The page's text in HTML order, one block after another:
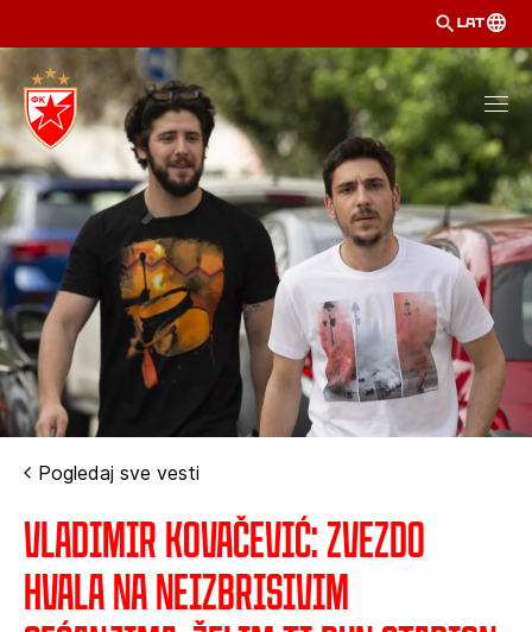
LAT
Pogledaj sve vesti
Vladimir Kovačević: Zvezdo
hvala na neizbrisivim